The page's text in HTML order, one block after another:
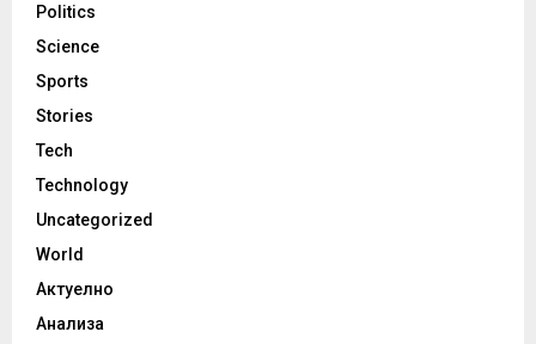
Politics
Science
Sports
Stories
Tech
Technology
Uncategorized
World
Актуелно
Анализа